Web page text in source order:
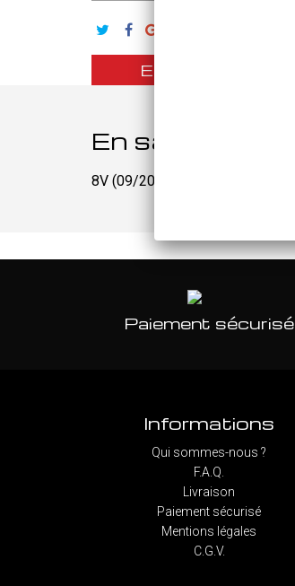
En savoir plus
En savoir plus
8V (09/2012 < 2016)
Paiement sécurisé
Informations
Qui sommes-nous ?
F.A.Q.
Livraison
Paiement sécurisé
Mentions légales
C.G.V.